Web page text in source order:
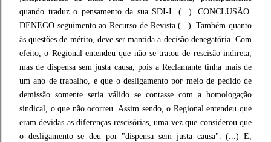
quando traduz o pensamento da sua SDI-I. (...). CONCLUSÃO.
DENEGO seguimento ao Recurso de Revista.(...). Também quanto
às questões de mérito, deve ser mantida a decisão denegatória. Com
efeito, o Regional entendeu que não se tratou de rescisão indireta,
mas de dispensa sem justa causa, pois a Reclamante tinha mais de
um ano de trabalho, e que o desligamento por meio de pedido de
demissão somente seria válido se contasse com a homologação
sindical, o que não ocorreu. Assim sendo, o Regional entendeu que
eram devidas as diferenças rescisórias, uma vez que considerou que
o desligamento se deu por "dispensa sem justa causa". (...) E,